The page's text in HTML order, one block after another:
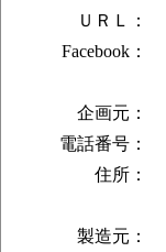
ＵＲＬ：
Facebook：
企画元：
電話番号：
住所：
製造元：